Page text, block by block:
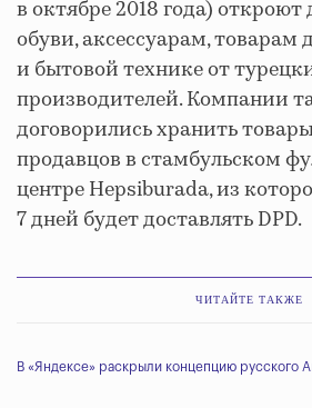
в октябре 2018 года)
обуви, аксессуарам, товарам
и бытовой технике от
производителей. Компании
договорились хранить
продавцов в стамбульском
центре Hepsiburada, из
7 дней будет доставлять DPD.
ЧИТАЙТЕ ТАКЖЕ
В «Яндексе» раскрыли концепцию русского